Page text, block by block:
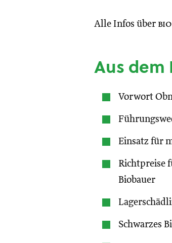
Alle Infos über
Aus dem
Vorwort
Einsatz für
Richtpreise
Biobauer
Schwarzes